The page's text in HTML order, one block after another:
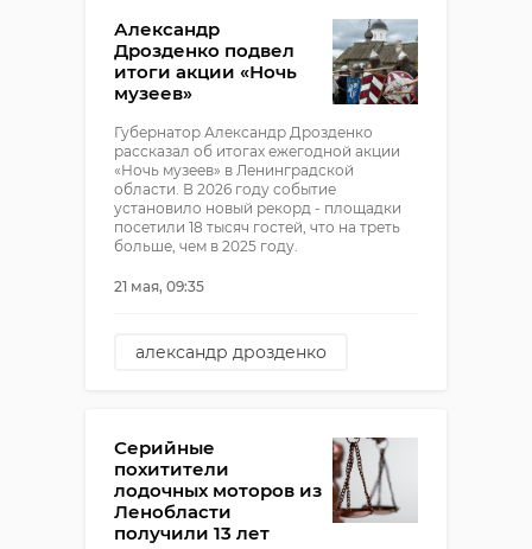
Александр
Дрозденко подвел
итоги акции «Ночь
музеев»
Губернатор Александр Дрозденко
рассказал об итогах ежегодной акции
«Ночь музеев» в Ленинградской
области. В 2026 году событие
установило новый рекорд - площадки
посетили 18 тысяч гостей, что на треть
больше, чем в 2025 году.
21 мая, 09:35
александр дрозденко
Серийные
похитители
лодочных моторов из
Ленобласти
получили 13 лет